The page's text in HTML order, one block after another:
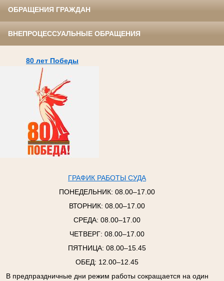
ОБРАЩЕНИЯ ГРАЖДАН
ВНЕПРОЦЕССУАЛЬНЫЕ ОБРАЩЕНИЯ
80 лет Победы
ГРАФИК РАБОТЫ СУДА
ПОНЕДЕЛЬНИК: 08.00–17.00
ВТОРНИК: 08.00–17.00
СРЕДА: 08.00–17.00
ЧЕТВЕРГ: 08.00–17.00
ПЯТНИЦА: 08.00–15.45
ОБЕД: 12.00–12.45
В предпраздничные дни режим работы сокращается на один